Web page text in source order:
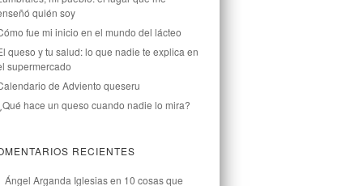
quién soy
fue mi inicio en el mundo del lácteo
queso y tu salud: lo que nadie te explica en
supermercado
de Adviento queseru
hace un queso cuando nadie lo mira?
RECIENTES
Ángel Arganda Iglesiasen 10 cosas que